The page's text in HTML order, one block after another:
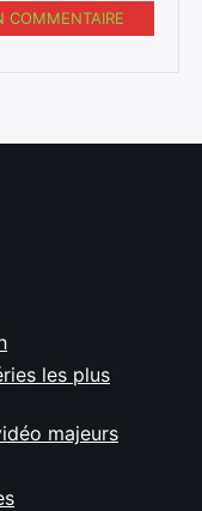
COMMENTAIRE
les plus
majeurs